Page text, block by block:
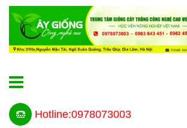
Hotline:0978073003